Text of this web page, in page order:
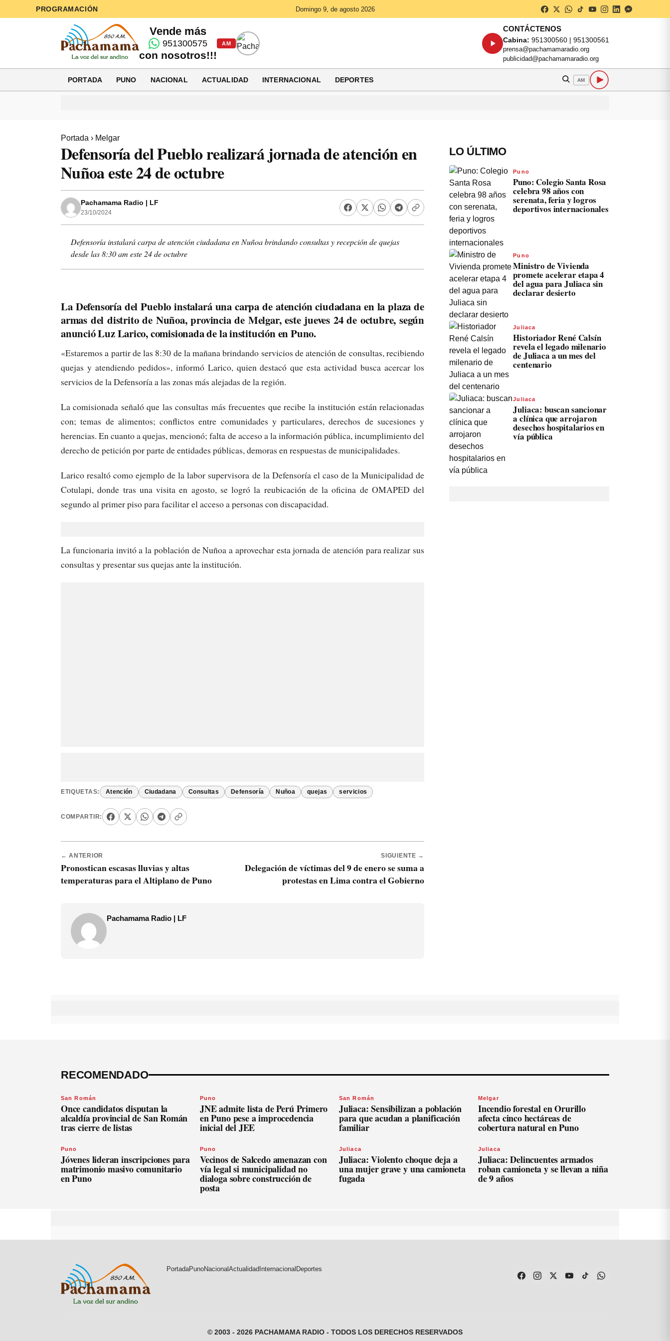
PROGRAMACIÓN Domingo 9, de agosto 2026
Vende más
951300575
con nosotros!!!
AM
CONTÁCTENOS
Cabina: 951300560 | 951300561
prensa@pachamamaradio.org
publicidad@pachamamaradio.org
PORTADA PUNO NACIONAL ACTUALIDAD INTERNACIONAL DEPORTES AM
Portada › Melgar
Defensoría del Pueblo realizará jornada de atención en
Nuñoa este 24 de octubre
Pachamama Radio | LF
23/10/2024
Defensoría instalará carpa de atención ciudadana en Nuñoa brindando consultas y recepción de quejas
desde las 8:30 am este 24 de octubre
La Defensoría del Pueblo instalará una carpa de atención ciudadana en la plaza de
armas del distrito de Nuñoa, provincia de Melgar, este jueves 24 de octubre, según
anunció Luz Larico, comisionada de la institución en Puno.
«Estaremos a partir de las 8:30 de la mañana brindando servicios de atención de consultas, recibiendo
quejas y atendiendo pedidos», informó Larico, quien destacó que esta actividad busca acercar los
servicios de la Defensoría a las zonas más alejadas de la región.
La comisionada señaló que las consultas más frecuentes que recibe la institución están relacionadas
con; temas de alimentos; conflictos entre comunidades y particulares, derechos de sucesiones y
herencias. En cuanto a quejas, mencionó; falta de acceso a la información pública, incumplimiento del
derecho de petición por parte de entidades públicas, demoras en respuestas de municipalidades.
Larico resaltó como ejemplo de la labor supervisora de la Defensoría el caso de la Municipalidad de
Cotulapi, donde tras una visita en agosto, se logró la reubicación de la oficina de OMAPED del
segundo al primer piso para facilitar el acceso a personas con discapacidad.
La funcionaria invitó a la población de Nuñoa a aprovechar esta jornada de atención para realizar sus
consultas y presentar sus quejas ante la institución.
ETIQUETAS: Atención Ciudadana Consultas Defensoría Nuñoa quejas servicios
COMPARTIR:
← ANTERIOR
Pronostican escasas lluvias y altas
temperaturas para el Altiplano de Puno
SIGUIENTE →
Delegación de víctimas del 9 de enero se suma a
protestas en Lima contra el Gobierno
Pachamama Radio | LF
LO ÚLTIMO
Puno
Puno: Colegio Santa Rosa
celebra 98 años con
serenata, feria y logros
deportivos internacionales
Puno
Ministro de Vivienda
promete acelerar etapa 4
del agua para Juliaca sin
declarar desierto
Juliaca
Historiador René Calsín
revela el legado milenario
de Juliaca a un mes del
centenario
Juliaca
Juliaca: buscan sancionar
a clínica que arrojaron
desechos hospitalarios en
vía pública
RECOMENDADO
San Román
Once candidatos disputan la
alcaldía provincial de San Román
tras cierre de listas
Puno
JNE admite lista de Perú Primero
en Puno pese a improcedencia
inicial del JEE
San Román
Juliaca: Sensibilizan a población
para que acudan a planificación
familiar
Melgar
Incendio forestal en Orurillo
afecta cinco hectáreas de
cobertura natural en Puno
Puno
Jóvenes lideran inscripciones para
matrimonio masivo comunitario
en Puno
Puno
Vecinos de Salcedo amenazan con
vía legal si municipalidad no
dialoga sobre construcción de
posta
Juliaca
Juliaca: Violento choque deja a
una mujer grave y una camioneta
fugada
Juliaca
Juliaca: Delincuentes armados
roban camioneta y se llevan a niña
de 9 años
PortadaPunoNacionalActualidad Internacional Deportes
© 2003 - 2026 PACHAMAMA RADIO - TODOS LOS DERECHOS RESERVADOS